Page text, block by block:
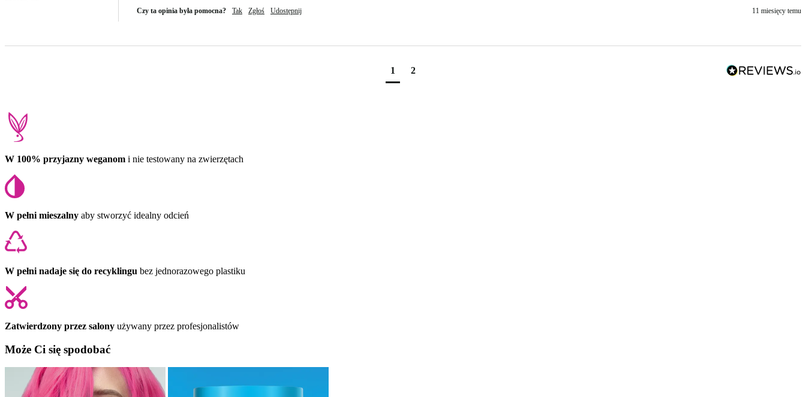
Czy ta opinia była pomocna? Tak Zgłoś Udostępnij 11 miesięcy temu
1 2
W 100% przyjazny weganom i nie testowany na zwierzętach
W pełni mieszalny aby stworzyć idealny odcień
W pełni nadaje się do recyklingu bez jednorazowego plastiku
Zatwierdzony przez salony używany przez profesjonalistów
Może Ci się spodobać